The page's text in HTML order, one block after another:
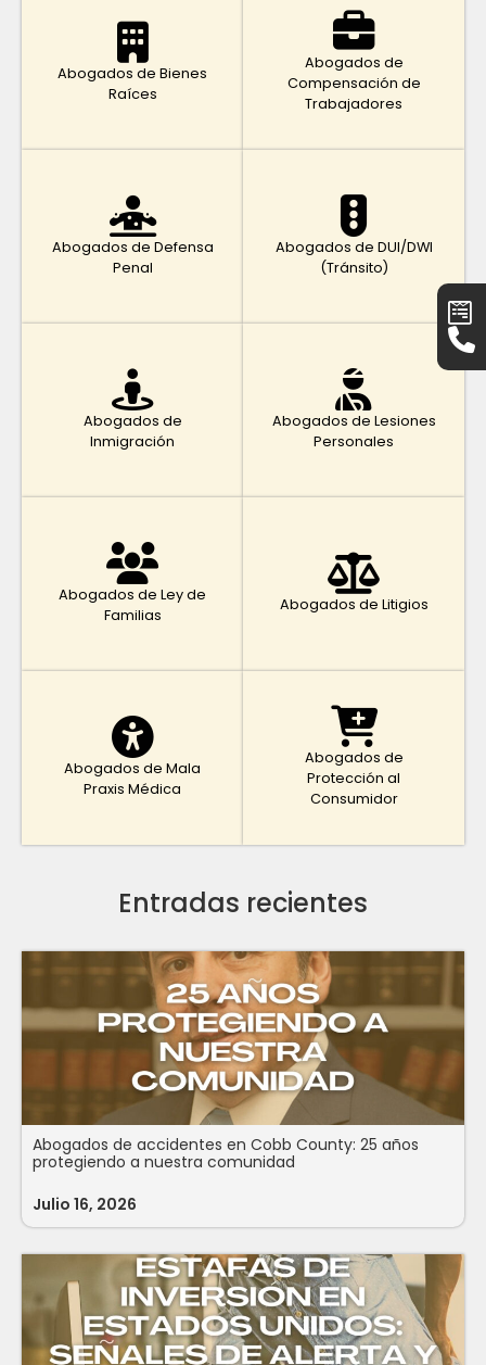
Abogados de Bienes
Raíces
Abogados de
Compensación de
Trabajadores
Abogados de Defensa
Penal
Abogados de DUI/DWI
(Tránsito)
Abogados de
Inmigración
Abogados de Lesiones
Personales
Abogados de Ley de
Familias
Abogados de Litigios
Abogados de Mala
Praxis Médica
Abogados de
Protección al
Consumidor
Entradas recientes
Abogados de accidentes en Cobb County: 25 años
protegiendo a nuestra comunidad
Julio 16, 2026